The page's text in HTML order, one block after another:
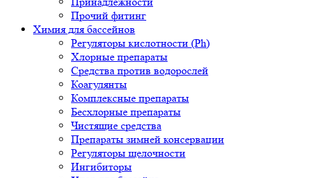
Прочий фитинг
Химия для бассейнов
Регуляторы кислотности (Ph)
Хлорные препараты
Средства против водорослей
Коагулянты
Комплексные препараты
Бесхлорные препараты
Чистящие средства
Препараты зимней консервации
Регуляторы щелочности
Ингибиторы